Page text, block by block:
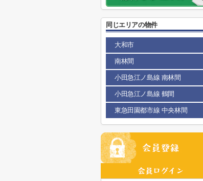
同じエリアの物件
大和市
南林間
小田急江ノ島線 南林間
小田急江ノ島線 鶴間
東急田園都市線 中央林間